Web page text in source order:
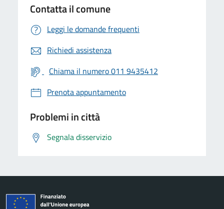
Contatta il comune
Leggi le domande frequenti
Richiedi assistenza
Chiama il numero 011 9435412
Prenota appuntamento
Problemi in città
Segnala disservizio